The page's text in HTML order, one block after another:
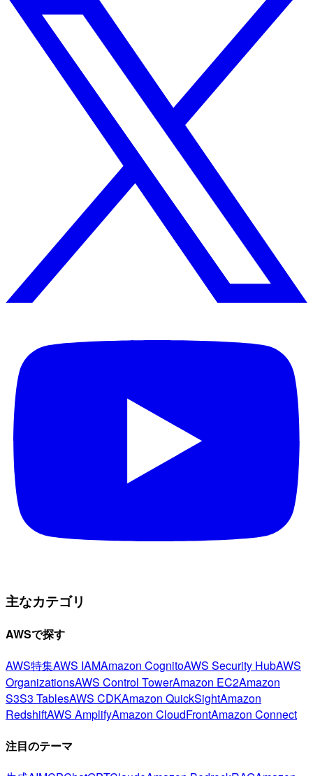
主なカテゴリ
AWSで探す
AWS特集AWS IAMAmazon CognitoAWS Security HubAWS
OrganizationsAWS Control TowerAmazon EC2Amazon
S3S3 TablesAWS CDKAmazon QuickSightAmazon
RedshiftAWS AmplifyAmazon CloudFrontAmazon Connect
注目のテーマ